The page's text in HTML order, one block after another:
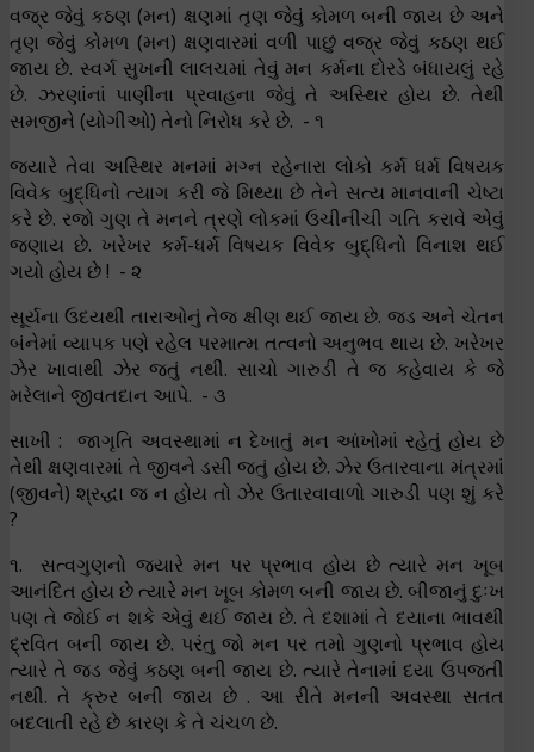
વજ્ર જેવું કઠણ (મન) ક્ષણમાં તૃણ જેવું કોમળ બની જાય છે અને
તૃણ જેવું કોમળ (મન) ક્ષણવારમાં વળી પાછું વજ્ર જેવું કઠણ થઈ
જાય છે. સ્વર્ગ સુખની લાલચમાં તેવું મન કર્મના દોરડે બંધાયલું રહે
છે. ઝરણાંનાં પાણીના પ્રવાહના જેવું તે અસ્થિર હોય છે. તેથી
સમજીને (યોગીઓ) તેનો નિરોધ કરે છે. - ૧
જ્યારે તેવા અસ્થિર મનમાં મગ્ન રહેનારા લોકો કર્મ ધર્મ વિષયક
વિવેક બુદ્ધિનો ત્યાગ કરી જે મિથ્યા છે તેને સત્ય માનવાની ચેષ્ટા
કરે છે. રજો ગુણ તે મનને ત્રણે લોકમાં ઉચીનીચી ગતિ કરાવે એવું
જણાય છે. ખરેખર કર્મ-ધર્મ વિષયક વિવેક બુદ્ધિનો વિનાશ થઈ
ગયો હોય છે ! - ૨
સૂર્યના ઉદયથી તારાઓનું તેજ ક્ષીણ થઈ જાય છે. જડ અને ચેતન
બંનેમાં વ્યાપક પણે રહેલ પરમાત્મ તત્વનો અનુભવ થાય છે. ખરેખર
ઝેર ખાવાથી ઝેર જતું નથી. સાચો ગારુડી તે જ કહેવાય કે જે
મરેલાને જીવતદાન આપે. - ૩
સાખી : જાગૃતિ અવસ્થામાં ન દેખાતું મન આંખોમાં રહેતું હોય છે
તેથી ક્ષણવારમાં તે જીવને ડસી જતું હોય છે. ઝેર ઉતારવાના મંત્રમાં
(જીવને) શ્રદ્ધા જ ન હોય તો ઝેર ઉતારવાવાળો ગારુડી પણ શું કરે
?
૧. સત્વગુણનો જ્યારે મન પર પ્રભાવ હોય છે ત્યારે મન ખૂબ
આનંદિત હોય છે ત્યારે મન ખૂબ કોમળ બની જાય છે. બીજાનું દુઃખ
પણ તે જોઈ ન શકે એવું થઈ જાય છે. તે દશામાં તે દયાના ભાવથી
દ્રવિત બની જાય છે. પરંતુ જો મન પર તમો ગુણનો પ્રભાવ હોય
ત્યારે તે જડ જેવું કઠણ બની જાય છે. ત્યારે તેનામાં દયા ઉપજતી
નથી. તે ક્રુર બની જાય છે . આ રીતે મનની અવસ્થા સતત
બદલાતી રહે છે કારણ કે તે ચંચળ છે.